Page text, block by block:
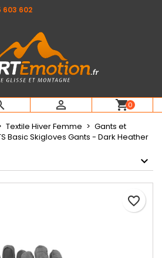
603 602
 shopping_cart0
Textile Hiver Femme
Gants et
Basic Skigloves Gants - Dark Heather
favorite_border
liste
Créer une liste d'envies
pour ajouter des produits
Annuler Connexion